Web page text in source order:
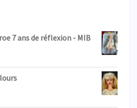
7 ans de réflexion - MIB